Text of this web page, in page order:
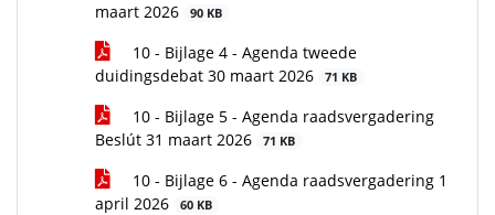
maart 2026
90 KB
10 - Bijlage 4 - Agenda tweede
duidingsdebat 30 maart 2026
71 KB
10 - Bijlage 5 - Agenda raadsvergadering
Beslút 31 maart 2026
71 KB
10 - Bijlage 6 - Agenda raadsvergadering 1
april 2026
60 KB